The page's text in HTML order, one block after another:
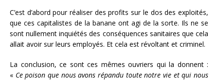
C’est d’abord pour réaliser des profits sur le dos des exploités,
que ces capitalistes de la banane ont agi de la sorte. Ils ne se
sont nullement inquiétés des conséquences sanitaires que cela
allait avoir sur leurs employés. Et cela est révoltant et criminel.
La conclusion, ce sont ces mêmes ouvriers qui la donnent :
« Ce poison que nous avons répandu toute notre vie et qui nous